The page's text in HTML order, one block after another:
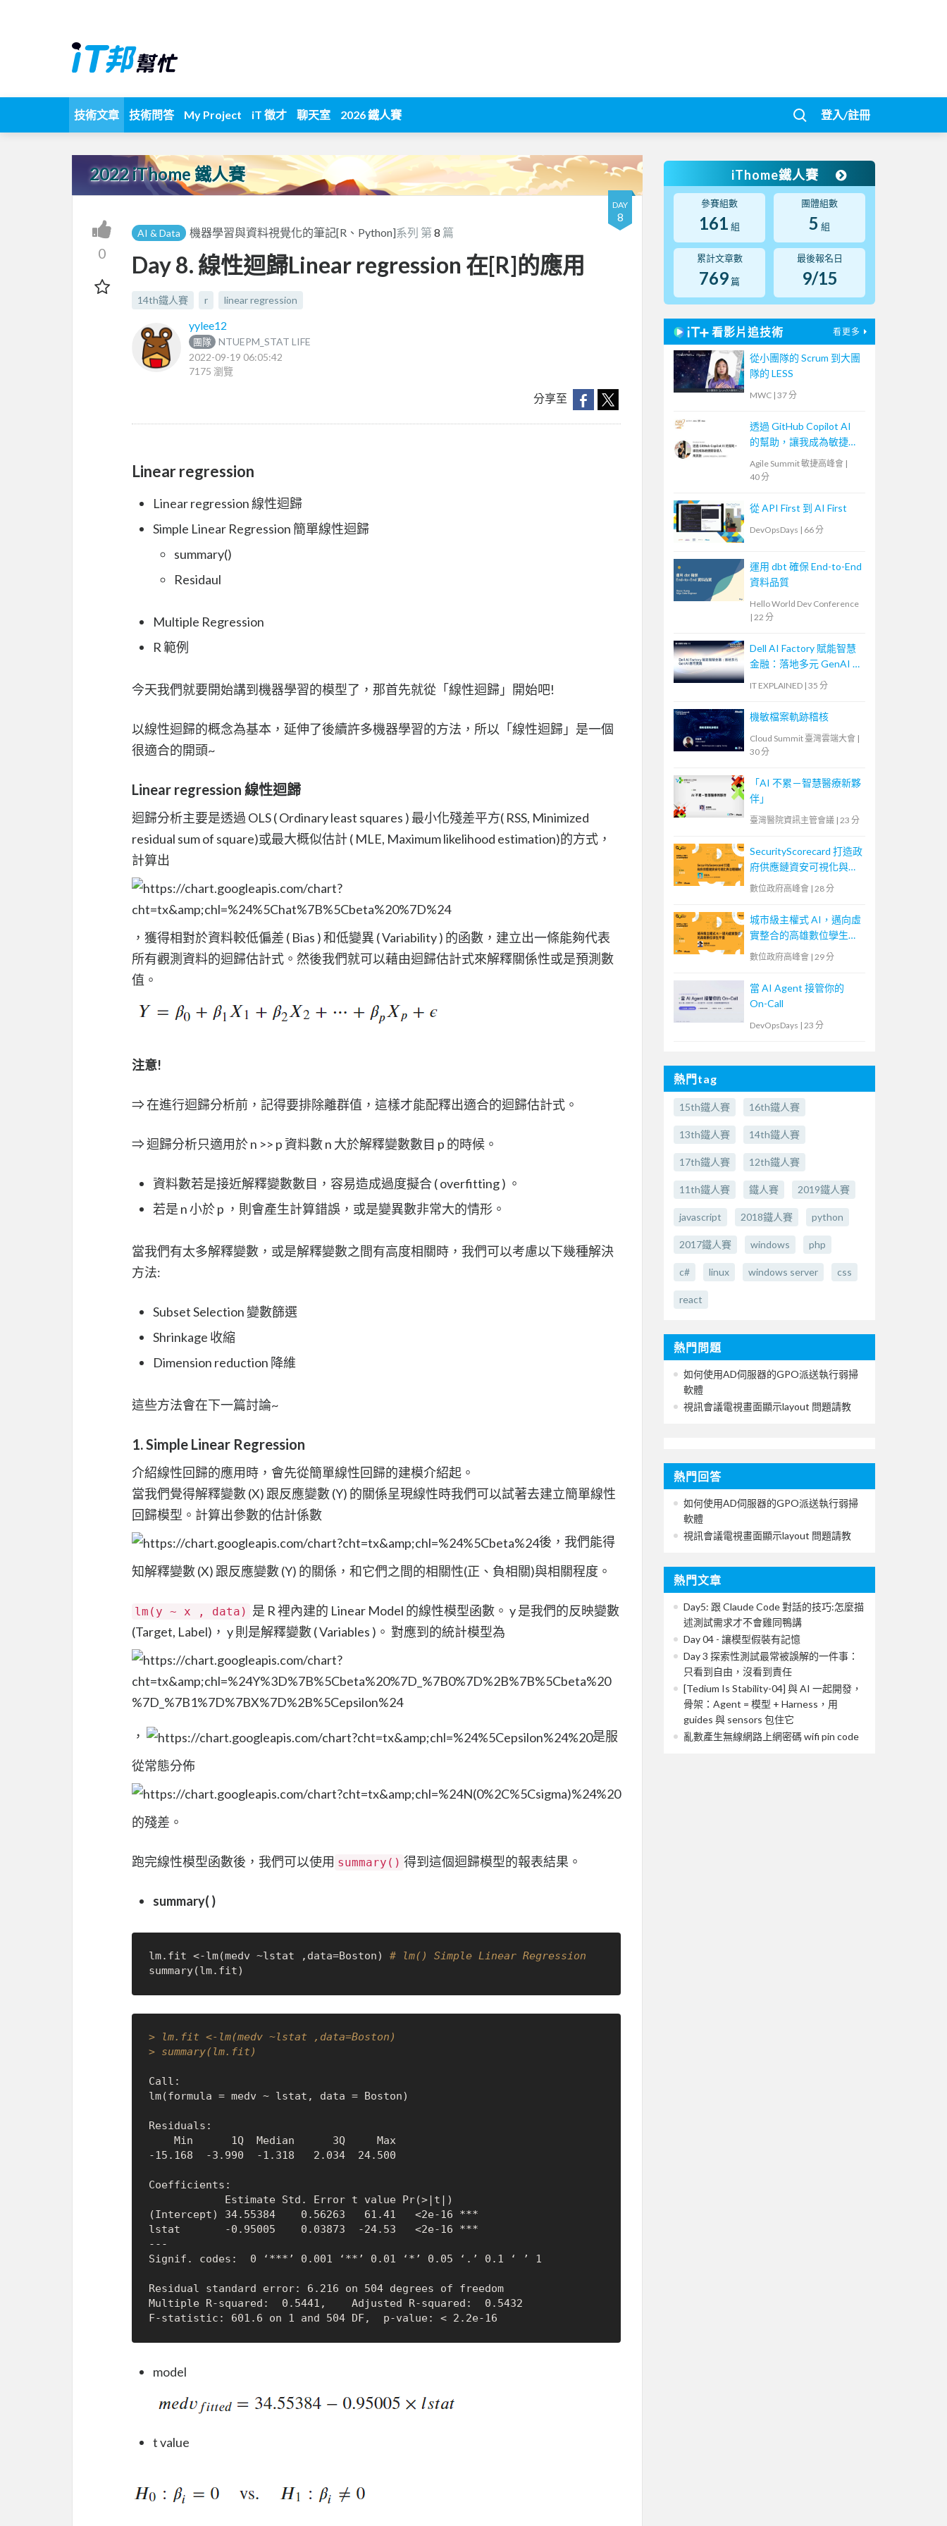
技術文章 技術問答 My Project iT 徵才 聊天室 2026 鐵人賽 登入/註冊
2022 iThome 鐵人賽
DAY
8
0
AI & Data 機器學習與資料視覺化的筆記[R、Python]系列 第8 篇
Day 8. 線性迴歸Linear regression 在[R]的應用
14th鐵人賽 r linear regression
yylee12
團隊
NTUEPM_STAT LIFE
2022-09-19 06:05:42
7175 瀏覽
分享至
Linear regression
Linear regression 線性迴歸
Simple Linear Regression 簡單線性迴歸
summary()
Residaul
Multiple Regression
R 範例
今天我們就要開始講到機器學習的模型了，那首先就從「線性迴歸」開始吧!
以線性迴歸的概念為基本，延伸了後續許多機器學習的方法，所以「線性迴歸」是一個
很適合的開頭~
Linear regression 線性迴歸
迴歸分析主要是透過 OLS ( Ordinary least squares ) 最小化殘差平方( RSS, Minimized
residual sum of square)或最大概似估計 ( MLE, Maximum likelihood estimation)的方式，
計算出
，獲得相對於資料較低偏差 ( Bias ) 和低變異 ( Variability ) 的函數，建立出一條能夠代表
所有觀測資料的迴歸估計式。然後我們就可以藉由迴歸估計式來解釋關係性或是預測數
值。
注意!
⇒ 在進行迴歸分析前，記得要排除離群值，這樣才能配釋出適合的迴歸估計式。
⇒ 迴歸分析只適用於 n >> p 資料數 n 大於解釋變數數目 p 的時候。
資料數若是接近解釋變數數目，容易造成過度擬合 ( overfitting ) 。
若是 n 小於 p ，則會產生計算錯誤，或是變異數非常大的情形。
當我們有太多解釋變數，或是解釋變數之間有高度相關時，我們可以考慮以下幾種解決
方法:
Subset Selection 變數篩選
Shrinkage 收縮
Dimension reduction 降維
這些方法會在下一篇討論~
1. Simple Linear Regression
介紹線性回歸的應用時，會先從簡單線性回歸的建模介紹起。
當我們覺得解釋變數 (X) 跟反應變數 (Y) 的關係呈現線性時我們可以試著去建立簡單線性
回歸模型。計算出參數的估計係數
後，我們能得
知解釋變數 (X) 跟反應變數 (Y) 的關係，和它們之間的相關性(正、負相關)與相關程度。
lm(y ~ x , data) 是 R 裡內建的 Linear Model 的線性模型函數。 y 是我們的反映變數
(Target, Label)， y 則是解釋變數 ( Variables )。 對應到的統計模型為
，
是服
從常態分佈
的殘差。
跑完線性模型函數後，我們可以使用 summary() 得到這個迴歸模型的報表結果。
summary( )
lm.fit <-lm(medv ~lstat , data=Boston)
# lm() Simple Linear Regression
summary(lm.fit)
> lm.fit <-lm(medv ~lstat ,data=Boston)
> summary(lm.fit)
Call:
lm(formula = medv ~ lstat, data = Boston)
(Intercept) 34.55384    0.56263   61.41   <2e-16 ***
lstat       -0.95005    0.03873  -24.53   <2e-16 ***
---
Residual standard error: 6.216 on 504 degrees of freedom
Multiple R-squared:  0.5441,	Adjusted R-squared:  0.5432
model
t value
iThome鐵人賽
參賽組數
161 組
團體組數
5 組
累計文章數
769 篇
最後報名日
9/15
看影片追技術 看更多
從小團隊的 Scrum 到大團
隊的 LESS
MWC | 37 分
透過 GitHub Copilot AI
的幫助，讓我成為敏捷開
Agile Summit 敏捷高峰會 |
40 分
從 API First 到 AI First
DevOpsDays | 66 分
運用 dbt 確保 End-to-End
資料品質
Hello World Dev Conference
| 22 分
Dell AI Factory 賦能智慧
金融：落地多元 GenAI 應
IT EXPLAINED | 35 分
機敏檔案軌跡稽核
Cloud Summit 臺灣雲端大會 |
30 分
「AI 不累－智慧醫療新夥
伴」
臺灣醫院資訊主管會議 | 23 分
SecurityScorecard 打造政
府供應鏈資安可視化與治
理機制
數位政府高峰會 | 28 分
城市級主權式 AI，邁向虛
實整合的高雄數位孿生平
臺
數位政府高峰會 | 29 分
當 AI Agent 接管你的
On-Call
DevOpsDays | 23 分
熱門tag
15th鐵人賽 16th鐵人賽
13th鐵人賽 14th鐵人賽
17th鐵人賽 12th鐵人賽
11th鐵人賽 鐵人賽 2019鐵人賽
javascript 2018鐵人賽 python
2017鐵人賽 windows php
c# linux windows server css
react
熱門問題
如何使用AD伺服器的GPO派送執行弱掃
軟體
視訊會議電視畫面顯示layout 問題請教
熱門回答
如何使用AD伺服器的GPO派送執行弱掃
軟體
視訊會議電視畫面顯示layout 問題請教
熱門文章
Day5: 跟 Claude Code 對話的技巧:怎麼描
述測試需求才不會雞同鴨講
Day 04 - 讓模型假裝有記憶
Day 3 探索性測試最常被誤解的一件事：
只看到自由，沒看到責任
[Tedium Is Stability-04] 與 AI 一起開發，
骨架：Agent = 模型 + Harness，用
guides 與 sensors 包住它
亂數產生無線網路上網密碼 wifi pin code